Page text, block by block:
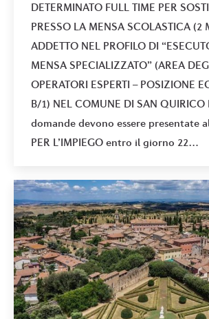
DETERMINATO FULL TIME PER
PRESSO LA MENSA SCOLASTICA (2
ADDETTO NEL PROFILO DI
MENSA SPECIALIZZATO” (AREA
OPERATORI ESPERTI – POSIZIONE
B/1) NEL COMUNE DI SAN QUIRICO
domande devono essere presentate
PER L’IMPIEGO entro il giorno 22…